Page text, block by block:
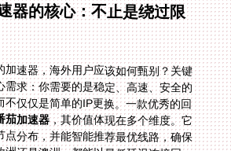
器的核心：不止是绕过限
加速器，海外用户应该如何甄别？关键
需求：你需要的是稳定、高速、安全的
不仅仅是简单的IP更换。一款优秀的回
茄加速器，其价值体现在多个维度。它
拥有广泛的全球节点分布，并能智能推荐最优线路，确保
无论你在北美、欧洲还是澳洲，都能以最低延迟连接回
国。这意味着观看高清直播时不再卡顿，解说声画完美同
步。更重要的是，它支持多平台，无论是你的Android手
机、iOS平板，还是Windows笔记本或mac电脑，都能同
时使用一个账号，让你在客厅电视和移动设备间自由切换